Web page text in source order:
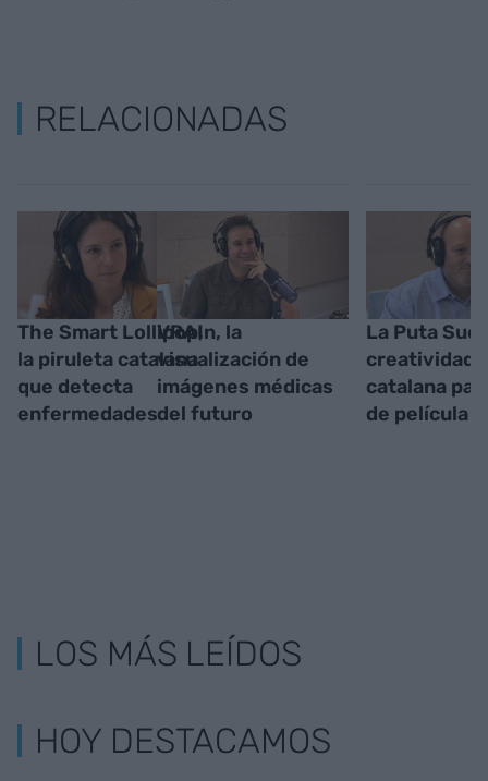
RELACIONADAS
The Smart Lollipop,
la piruleta catalana
que detecta
enfermedades
VRAIn, la
visualización de
imágenes médicas
del futuro
La Puta
creatividad
catalana
de película
LOS MÁS LEÍDOS
HOY DESTACAMOS